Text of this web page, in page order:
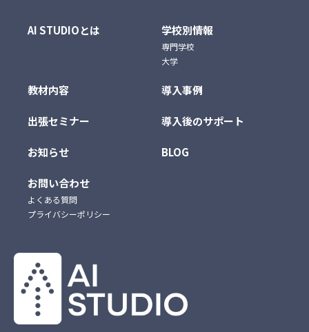
AI STUDIOとは 学校別情報
専門学校
大学
教材内容 導入事例
出張セミナー 導入後のサポート
お知らせ BLOG
お問い合わせ
よくある質問
プライバシーポリシー